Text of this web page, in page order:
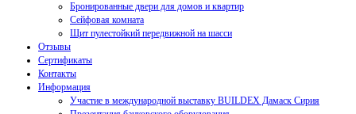
Бронированные двери для домов и квартир
Сейфовая комната
Щит пулестойкий передвижной на шасси
Отзывы
Сертификаты
Контакты
Информация
Участие в международной выставку BUILDEX Дамаск Сирия